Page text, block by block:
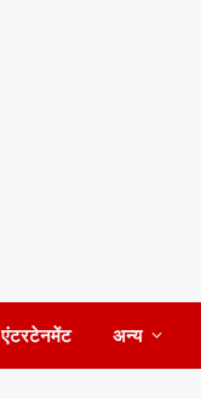
एंटरटेनमेंट अन्य